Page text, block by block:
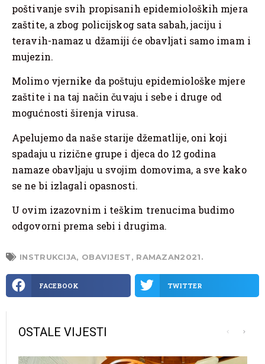
poštivanje svih propisanih epidemioloških mjera
zaštite, a zbog policijskog sata sabah, jaciju i
teravih-namaz u džamiji će obavljati samo imam i
mujezin.
Molimo vjernike da poštuju epidemiološke mjere
zaštite i na taj način čuvaju i sebe i druge od
mogućnosti širenja virusa.
Apelujemo da naše starije džematlije, oni koji
spadaju u rizične grupe i djeca do 12 godina
namaze obavljaju u svojim domovima, a sve kako
se ne bi izlagali opasnosti.
U ovim izazovnim i teškim trenucima budimo
odgovorni prema sebi i drugima.
INSTRUKCIJA, OBAVIJEST, RAMAZAN2021.
FACEBOOK TWITTER
OSTALE VIJESTI